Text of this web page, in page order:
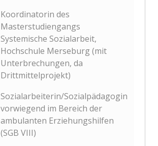
Koordinatorin des
Masterstudiengangs
Systemische Sozialarbeit,
Hochschule Merseburg (mit
Unterbrechungen, da
Drittmittelprojekt)
Sozialarbeiterin/Sozialpädagogin
vorwiegend im Bereich der
ambulanten Erziehungshilfen
(SGB VIII)